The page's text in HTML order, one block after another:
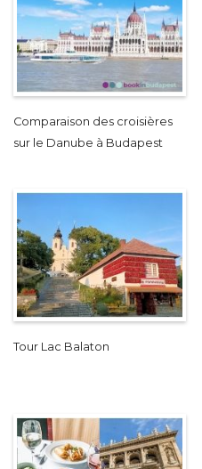
Comparaison des croisières
sur le Danube à Budapest
Tour Lac Balaton